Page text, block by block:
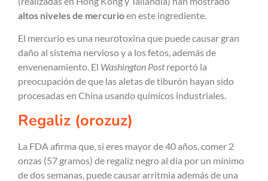
altos niveles de mercurioen este ingrediente.
El mercurio es una neurotoxina que puede causar gran
daño al sistema nervioso y a los fetos, además de
envenenamiento. El Washington Postreportó la
preocupación de que las aletas de tiburón hayan sido
procesadas en China usando químicos industriales.
Regaliz (orozuz)
La FDA afirma que, si eres mayor de 40 años, comer 2
onzas (57 gramos) de regaliz negro al día por un mínimo
de dos semanas, puede causar arritmia además de una